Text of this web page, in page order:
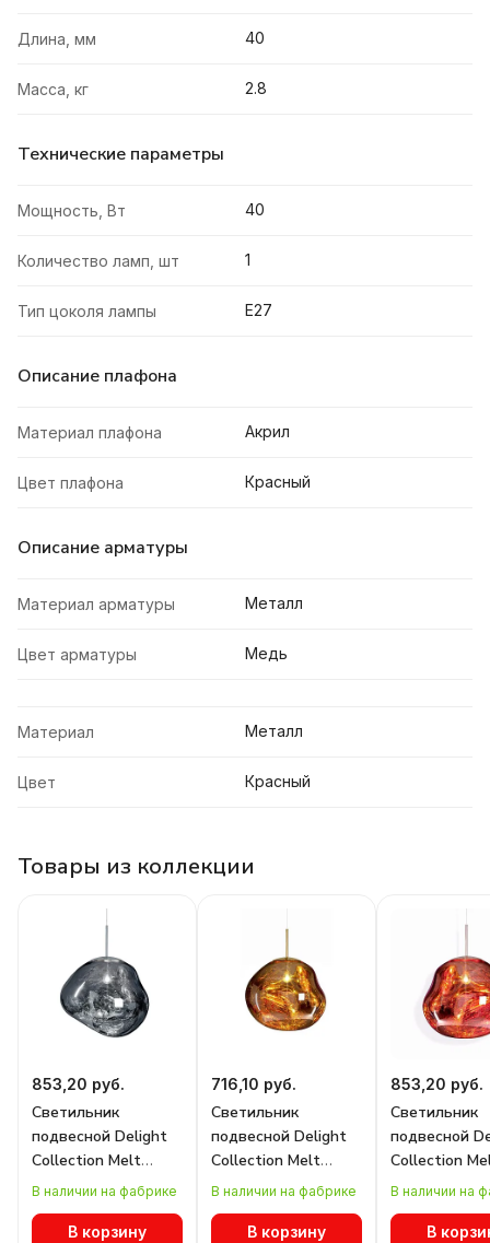
Длина, мм 40
Масса, кг 2.8
Технические параметры
Мощность, Вт 40
Количество ламп, шт 1
Тип цоколя лампы E27
Описание плафона
Материал плафона Акрил
Цвет плафона Красный
Описание арматуры
Материал арматуры Металл
Цвет арматуры Медь
Материал Металл
Цвет Красный
Товары из коллекции
853,20 руб.
Светильник
подвесной Delight
Collection Melt
9305P silver
В наличии на фабрике
В корзину
716,10 руб.
Светильник
подвесной Delight
Collection Melt
9305P gold
В наличии на фабрике
В корзину
853,20 руб.
Светильник
подвесной
Collection
9305P copper
В наличии на
В